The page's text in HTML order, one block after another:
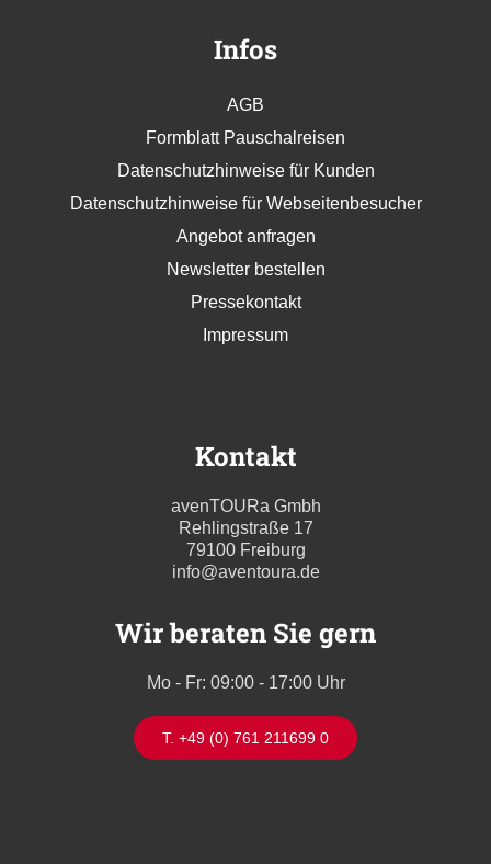
Infos
AGB
Formblatt Pauschalreisen
Datenschutzhinweise für Kunden
Datenschutzhinweise für Webseitenbesucher
Angebot anfragen
Newsletter bestellen
Pressekontakt
Impressum
Kontakt
avenTOURa Gmbh
Rehlingstraße 17
79100 Freiburg
info@aventoura.de
Wir beraten Sie gern
Mo - Fr: 09:00 - 17:00 Uhr
T. +49 (0) 761 211699 0